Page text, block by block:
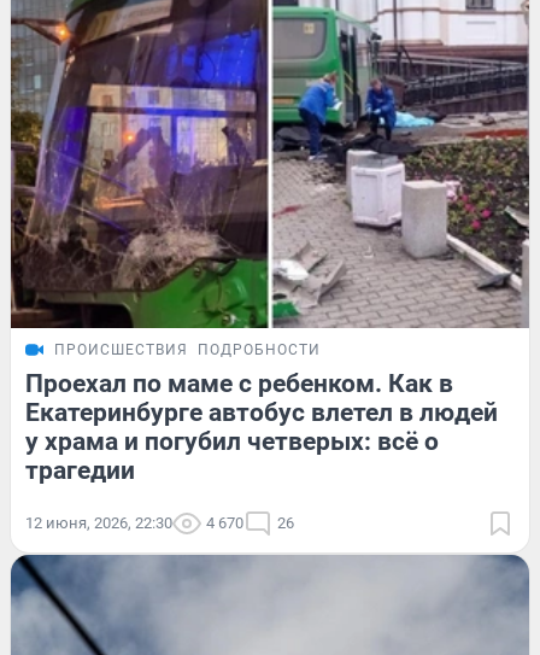
ПРОИСШЕСТВИЯ ПОДРОБНОСТИ
Проехал по маме с ребенком. Как в
Екатеринбурге автобус влетел в людей
у храма и погубил четверых: всё о
трагедии
12 июня, 2026, 22:30 4 670 26